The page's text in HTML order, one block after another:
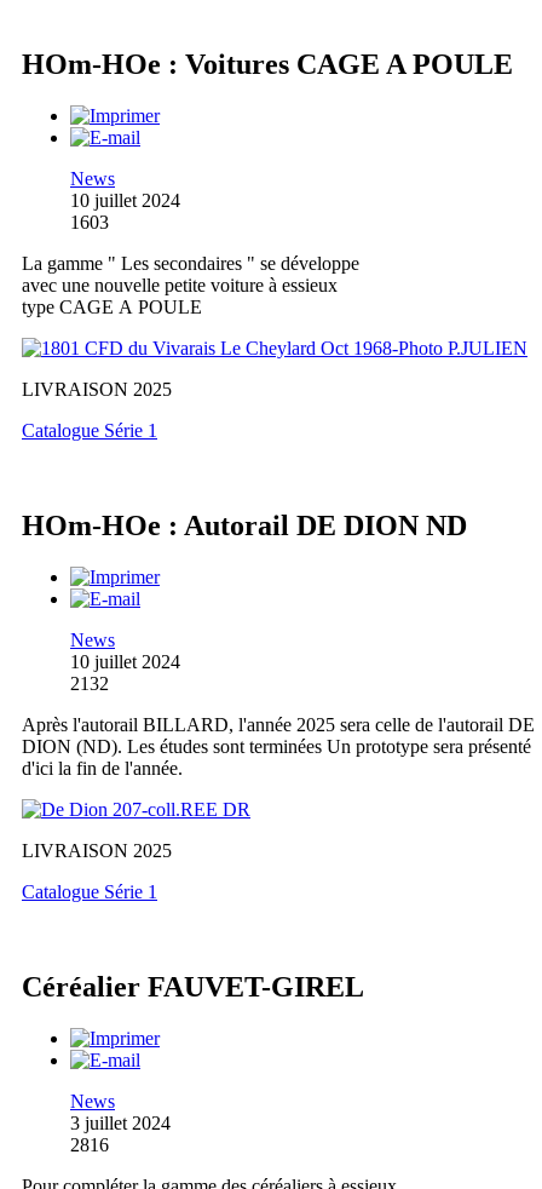
HOm-HOe : Voitures CAGE A POULE
News
10 juillet 2024
1603
La gamme " Les secondaires " se développe
avec une nouvelle petite voiture à essieux
type CAGE A POULE
LIVRAISON 2025
Catalogue Série 1
HOm-HOe : Autorail DE DION ND
News
10 juillet 2024
2132
Après l'autorail BILLARD, l'année 2025 sera celle de l'autorail DE
DION (ND). Les études sont terminées Un prototype sera présenté
d'ici la fin de l'année.
LIVRAISON 2025
Catalogue Série 1
Céréalier FAUVET-GIREL
News
3 juillet 2024
2816